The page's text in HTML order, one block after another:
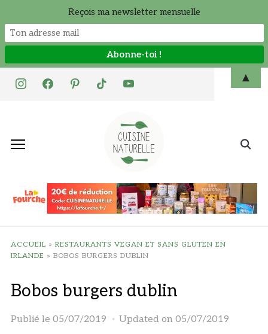
instagramfacebookpinteresttiktok youtube
Search
ACCUEIL » RESTAURANTS VEGAN ET SANS GLUTEN EN
IRLANDE » BOBOS BURGERS DUBLIN
Bobos burgers dublin
Publié le 05/07/2019 Updated on 05/07/2019
Reçois ma newsletter mensuelle
▲